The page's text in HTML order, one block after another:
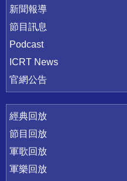
新聞報導
節目訊息
Podcast
ICRT News
官網公告
經典回放
節目回放
軍歌回放
軍樂回放